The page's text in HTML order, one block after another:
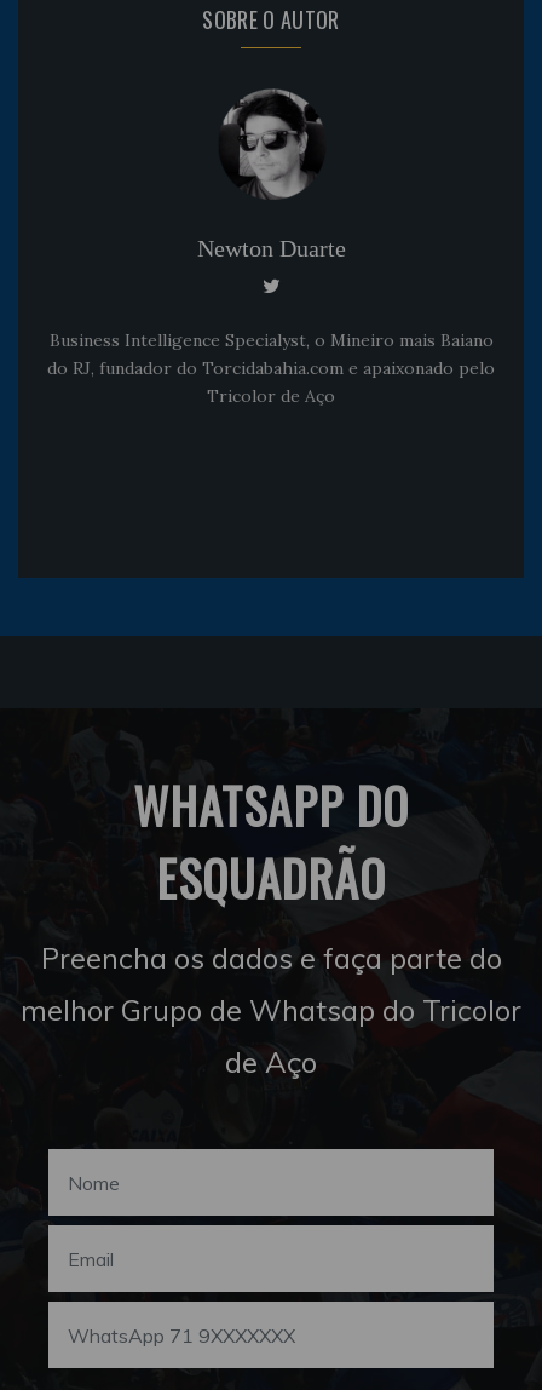
SOBRE O AUTOR
Newton Duarte
Business Intelligence Specialyst, o Mineiro mais Baiano
do RJ, fundador do Torcidabahia.com e apaixonado pelo
Tricolor de Aço
WHATSAPP DO
ESQUADRÃO
Preencha os dados e faça parte do
melhor Grupo de Whatsap do Tricolor
de Aço